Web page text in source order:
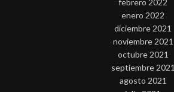
enero 2022
diciembre 2021
noviembre 2021
octubre 2021
septiembre 2021
agosto 2021